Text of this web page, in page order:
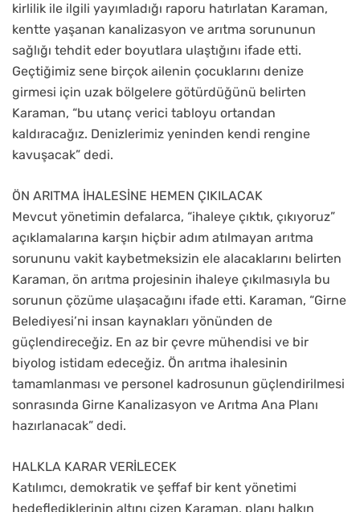
kirlilik ile ilgili yayımladığı raporu hatırlatan Karaman,
kentte yaşanan kanalizasyon ve arıtma sorununun
sağlığı tehdit eder boyutlara ulaştığını ifade etti.
Geçtiğimiz sene birçok ailenin çocuklarını denize
girmesi için uzak bölgelere götürdüğünü belirten
Karaman, “bu utanç verici tabloyu ortandan
kaldıracağız. Denizlerimiz yeninden kendi rengine
kavuşacak” dedi.
ÖN ARITMA İHALESİNE HEMEN ÇIKILACAK
Mevcut yönetimin defalarca, “ihaleye çıktık, çıkıyoruz”
açıklamalarına karşın hiçbir adım atılmayan arıtma
sorununu vakit kaybetmeksizin ele alacaklarını belirten
Karaman, ön arıtma projesinin ihaleye çıkılmasıyla bu
sorunun çözüme ulaşacağını ifade etti. Karaman, “Girne
Belediyesi’ni insan kaynakları yönünden de
güçlendireceğiz. En az bir çevre mühendisi ve bir
biyolog istidam edeceğiz. Ön arıtma ihalesinin
tamamlanması ve personel kadrosunun güçlendirilmesi
sonrasında Girne Kanalizasyon ve Arıtma Ana Planı
hazırlanacak” dedi.
HALKLA KARAR VERİLECEK
Katılımcı, demokratik ve şeffaf bir kent yönetimi
hedeflediklerinin altını çizen Karaman, planı halkın